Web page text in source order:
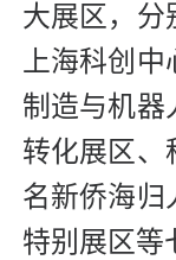
大展区，分
上海科创中
制造与机器
转化展区、
名新侨海归
特别展区等